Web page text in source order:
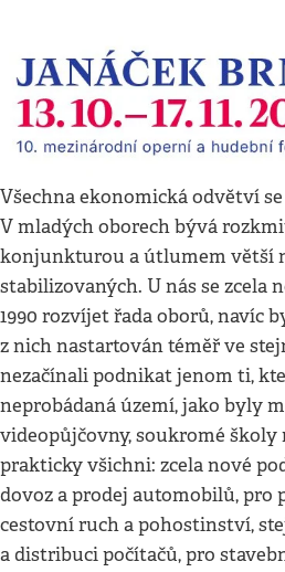
Všechna ekonomická odvětví
V mladých oborech bývá
konjunkturou a útlumem větší
stabilizovaných. U nás se zcela
1990 rozvíjet řada oborů, navíc
z nich nastartován téměř ve
nezačínali podnikat jenom ti,
neprobádaná území, jako byly
videopůjčovny, soukromé školy
prakticky všichni: zcela nové
dovoz a prodej automobilů, pro
cestovní ruch a pohostinství,
a distribuci počítačů, pro